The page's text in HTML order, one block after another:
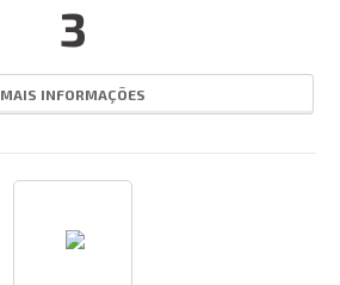
3
MAIS INFORMAÇÕES